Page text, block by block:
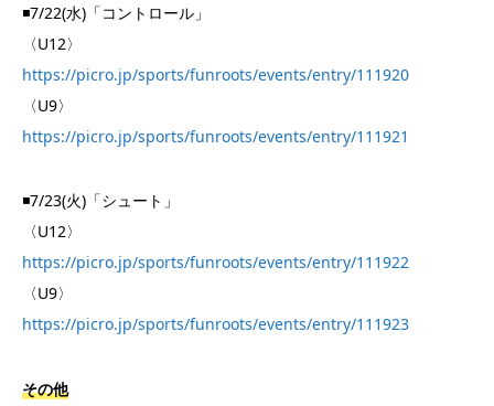
◾️7/22(水)「コントロール」
〈U12〉
https://picro.jp/sports/funroots/events/entry/111920
〈U9〉
https://picro.jp/sports/funroots/events/entry/111921
◾️7/23(火)「シュート」
〈U12〉
https://picro.jp/sports/funroots/events/entry/111922
〈U9〉
https://picro.jp/sports/funroots/events/entry/111923
その他